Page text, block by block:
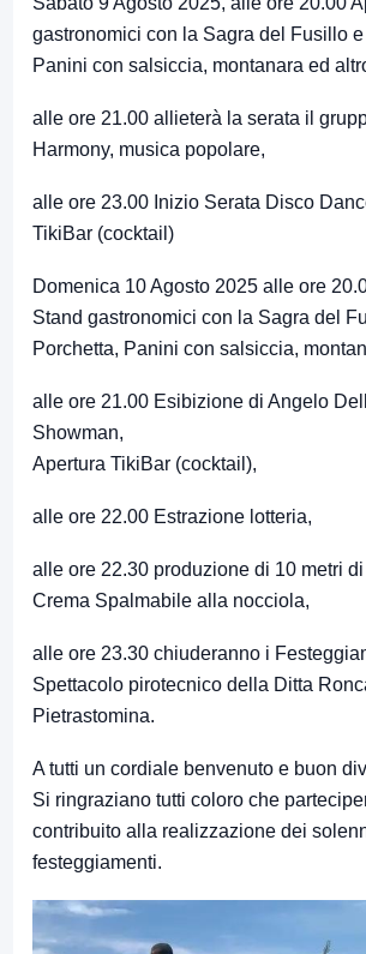
gastronomici con la Sagra del Fusillo
Panini con salsiccia, montanara ed
alle ore 21.00 allieterà la serata il
Harmony, musica popolare,
alle ore 23.00 Inizio Serata Disco
TikiBar (cocktail)
Domenica 10 Agosto 2025 alle ore
Stand gastronomici con la Sagra del
Porchetta, Panini con salsiccia,
alle ore 21.00 Esibizione di Angelo
Showman,
Apertura TikiBar (cocktail),
alle ore 22.00 Estrazione lotteria,
alle ore 22.30 produzione di 10 metri
Crema Spalmabile alla nocciola,
alle ore 23.30 chiuderanno i
Spettacolo pirotecnico della Ditta
Pietrastomina.
A tutti un cordiale benvenuto e buon
Si ringraziano tutti coloro che
contribuito alla realizzazione dei
festeggiamenti.